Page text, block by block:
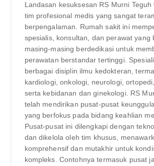
Landasan kesuksesan RS Murni
tim profesional medis yang sangat
berpengalaman. Rumah sakit ini
spesialis, konsultan, dan perawat yang
masing-masing berdedikasi untuk
perawatan berstandar tertinggi.
berbagai disiplin ilmu kedokteran,
kardiologi, onkologi, neurologi,
serta kebidanan dan ginekologi. RS
telah mendirikan pusat-pusat
yang berfokus pada bidang keahlian
Pusat-pusat ini dilengkapi dengan
dan dikelola oleh tim khusus,
komprehensif dan mutakhir untuk
kompleks. Contohnya termasuk pusat